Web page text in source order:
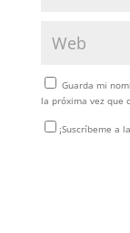
Guarda mi
la próxima vez que
¡Suscríbeme a